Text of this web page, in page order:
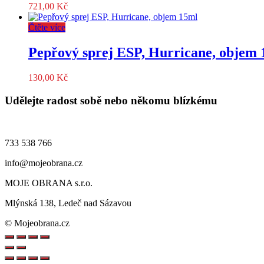
721,00 Kč
Čtěte více
Pepřový sprej ESP, Hurricane, objem
130,00 Kč
Udělejte radost sobě nebo někomu blízkému
733 538 766
info@mojeobrana.cz
MOJE OBRANA s.r.o.
Mlýnská 138, Ledeč nad Sázavou
© Mojeobrana.cz